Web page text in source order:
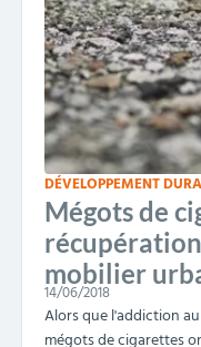
DÉVELOPPEMENT
Mégots de
mobilier
14/06/2018
Alors que l'addiction
mégots de cigarettes